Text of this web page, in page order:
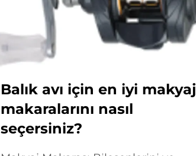
Balık avı için en iyi makyaj
makaralarını nasıl
seçersiniz?